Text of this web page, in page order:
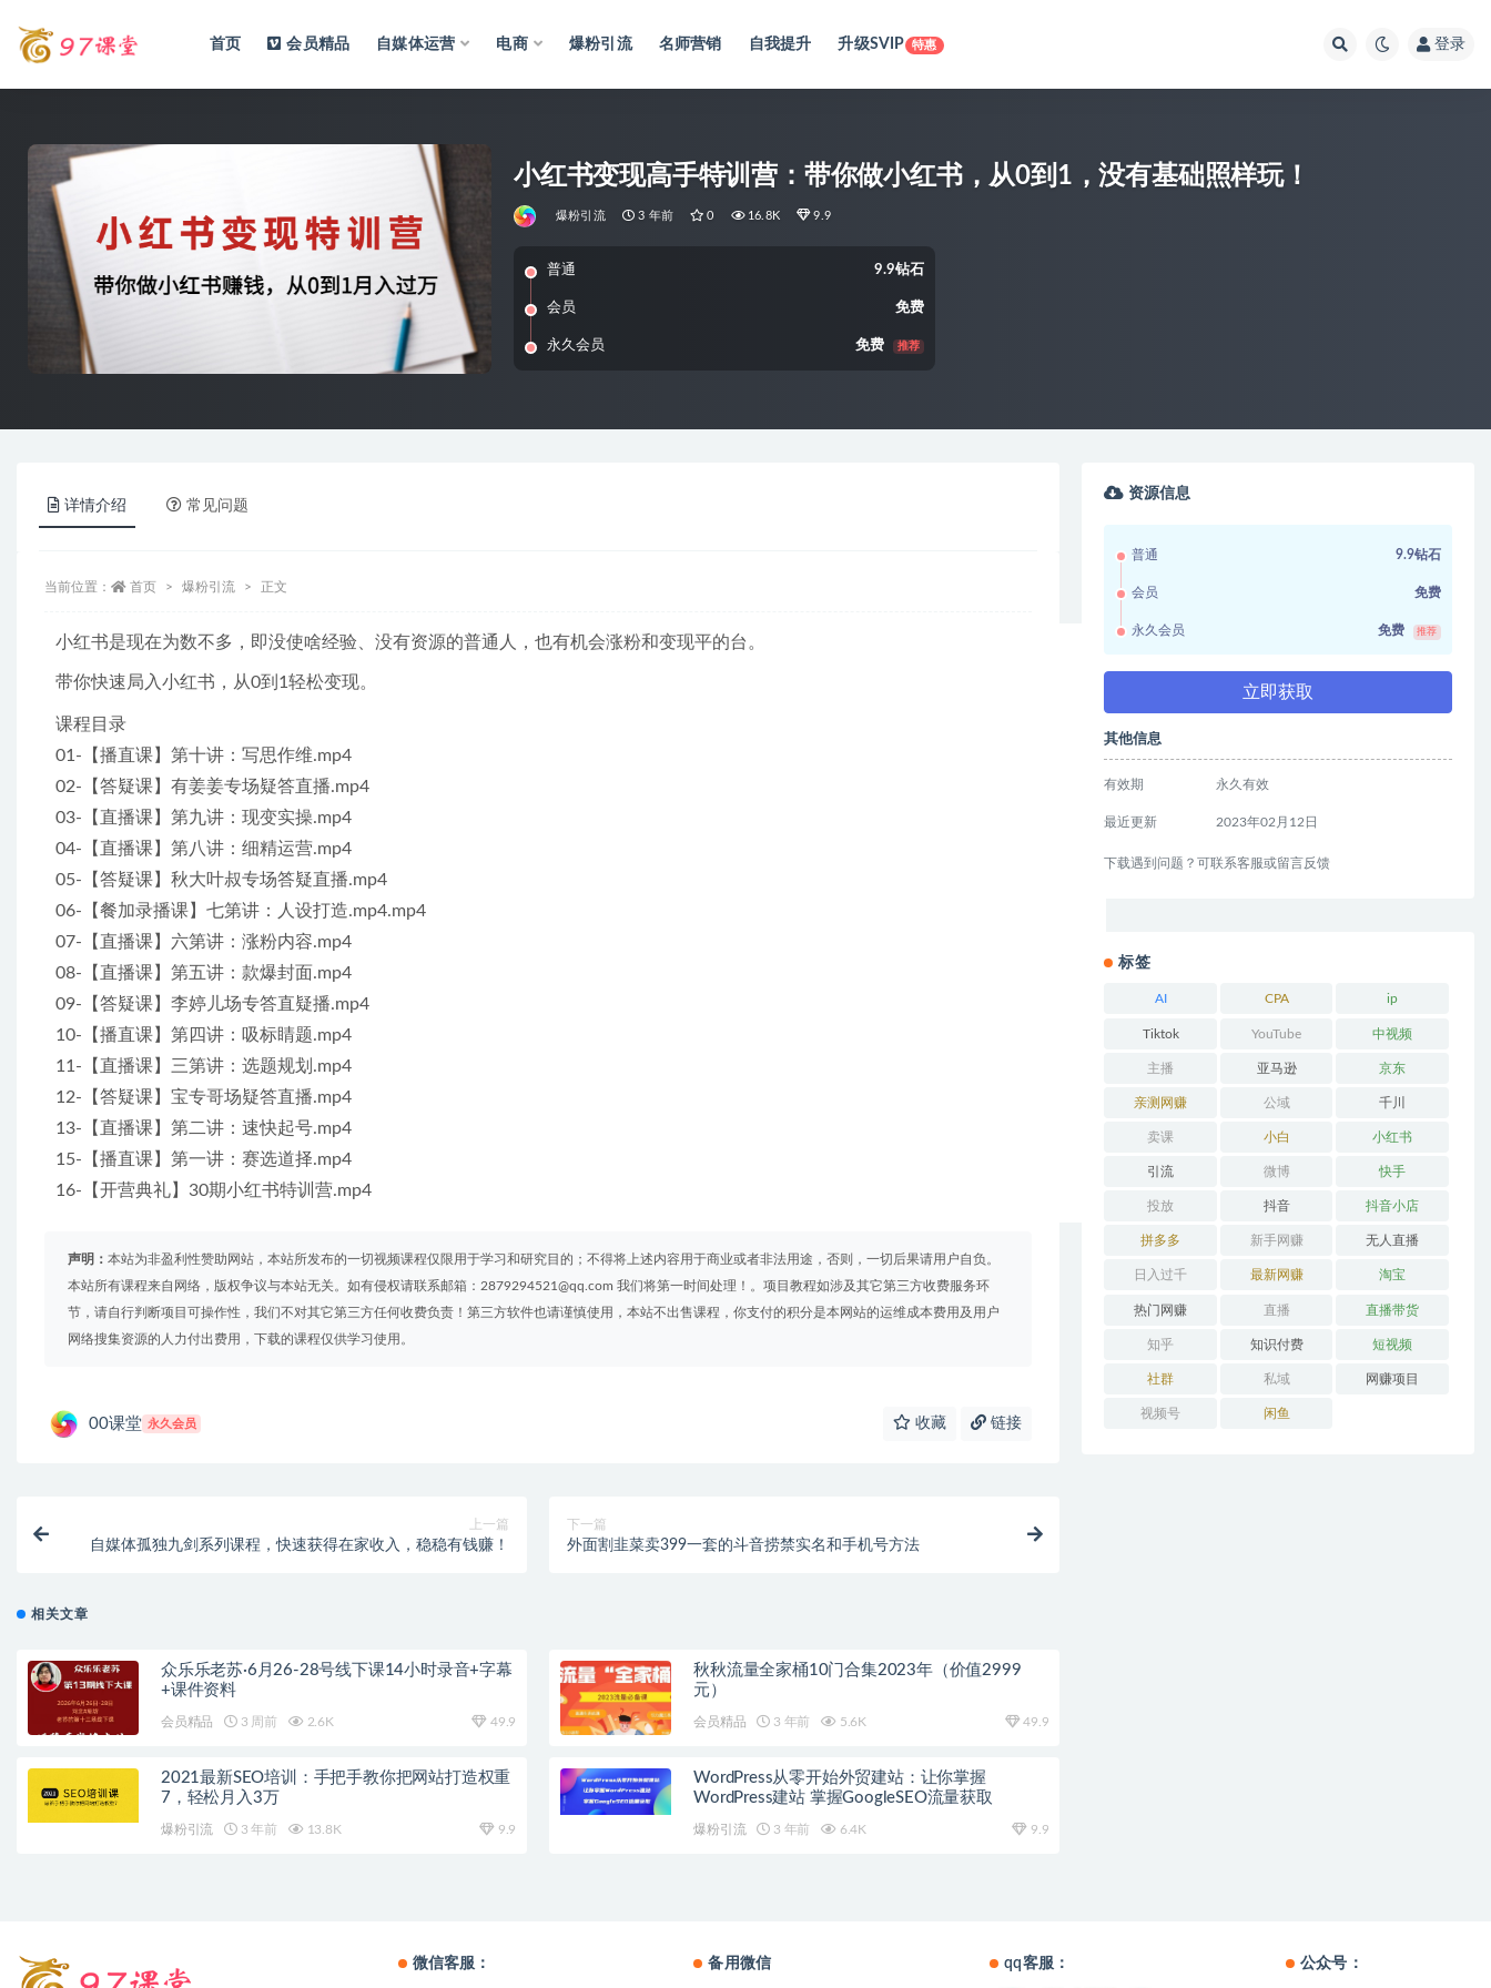
首页 会员精品 自媒体运营 电商 爆粉引流 名师营销 自我提升 升级SVIP 特惠 登录
小红书变现高手特训营：带你做小红书，从0到1，没有基础照样玩！
爆粉引流 3 年前 0 16.8K 9.9
普通 9.9钻石
会员 免费
永久会员 免费 推荐
详情介绍 常见问题
当前位置： 首页 爆粉引流 正文
小红书是现在为数不多，即没使啥经验、没有资源的普通人，也有机会涨粉和变现平的台。
带你快速局入小红书，从0到1轻松变现。
课程目录
01-【播直课】第十讲：写思作维.mp4
02-【答疑课】有姜姜专场疑答直播.mp4
03-【直播课】第九讲：现变实操.mp4
04-【直播课】第八讲：细精运营.mp4
05-【答疑课】秋大叶叔专场答疑直播.mp4
06-【餐加录播课】七第讲：人设打造.mp4.mp4
07-【直播课】六第讲：涨粉内容.mp4
08-【直播课】第五讲：款爆封面.mp4
09-【答疑课】李婷儿场专答直疑播.mp4
10-【播直课】第四讲：吸标睛题.mp4
11-【直播课】三第讲：选题规划.mp4
12-【答疑课】宝专哥场疑答直播.mp4
13-【直播课】第二讲：速快起号.mp4
15-【播直课】第一讲：赛选道择.mp4
16-【开营典礼】30期小红书特训营.mp4
声明： 本站为非盈利性赞助网站，本站所发布的一切视频课程仅限用于学习和研究目的；不得将上述内容用于商业或者非法用途，否则，一切后果请用户自负。
本站所有课程来自网络，版权争议与本站无关。如有侵权请联系邮箱：2879294521@qq.com 我们将第一时间处理！。项目教程如涉及其它第三方收费服务环
节，请自行判断项目可操作性，我们不对其它第三方任何收费负责！第三方软件也请谨慎使用，本站不出售课程，你支付的积分是本网站的运维成本费用及用户
网络搜集资源的人力付出费用，下载的课程仅供学习使用。
00课堂 永久会员 收藏 链接
上一篇
自媒体孤独九剑系列课程，快速获得在家收入，稳稳有钱赚！
下一篇
外面割韭菜卖399一套的斗音捞禁实名和手机号方法
相关文章
众乐乐老苏·6月26-28号线下课14小时录音+字幕
+课件资料
会员精品 3 周前 2.6K 49.9
秋秋流量全家桶10门合集2023年（价值2999
元）
会员精品 3 年前 5.6K 49.9
2021最新SEO培训：手把手教你把网站打造权重
7，轻松月入3万
爆粉引流 3 年前 13.8K 9.9
WordPress从零开始外贸建站：让你掌握
WordPress建站 掌握GoogleSEO流量获取
爆粉引流 3 年前 6.4K 9.9
资源信息
普通 9.9钻石
会员 免费
永久会员 免费 推荐
立即获取
其他信息
有效期 永久有效
最近更新 2023年02月12日
下载遇到问题？可联系客服或留言反馈
标签
AI CPA ip
Tiktok YouTube 中视频
主播 亚马逊 京东
亲测网赚 公域 千川
卖课 小白 小红书
引流 微博 快手
投放 抖音 抖音小店
拼多多 新手网赚 无人直播
日入过千 最新网赚 淘宝
热门网赚 直播 直播带货
知乎 知识付费 短视频
社群 私域 网赚项目
视频号 闲鱼
微信客服： 备用微信 qq客服： 公众号：